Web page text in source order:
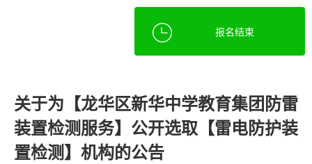
报名结束
关于为【龙华区新华中学教育集团防雷
装置检测服务】公开选取【雷电防护装
置检测】机构的公告